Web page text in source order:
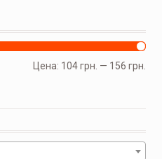
Цена: 104 грн. — 156 грн.